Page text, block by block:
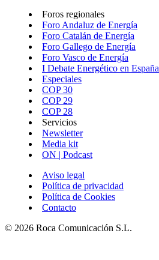
Foros regionales
Foro Andaluz de Energía
Foro Catalán de Energía
Foro Gallego de Energía
Foro Vasco de Energía
I Debate Energético en España
Especiales
COP 30
COP 29
COP 28
Servicios
Newsletter
Media kit
ON | Podcast
Aviso legal
Política de privacidad
Política de Cookies
Contacto
© 2026 Roca Comunicación S.L.